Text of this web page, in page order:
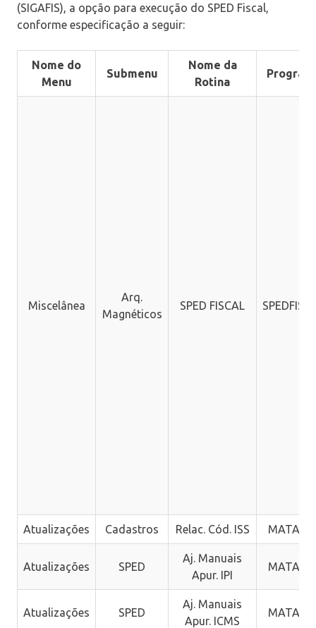
(SIGAFIS), a opção para execução do SPED Fiscal,
conforme especificação a seguir:
Nome do
Menu
Submenu
Nome da
Rotina
Miscelânea
Arq.
Magnéticos
SPED FISCAL
Atualizações Cadastros Relac. Cód. ISS
Atualizações SPED
Aj. Manuais
Apur. IPI
Atualizações SPED
Aj. Manuais
Apur. ICMS